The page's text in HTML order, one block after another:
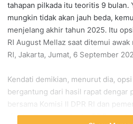
tahapan pilkada itu teoritis 9 bulan.
mungkin tidak akan jauh beda,
menjelang akhir tahun 2025. Itu
RI August Mellaz saat ditemui awak
RI, Jakarta, Jumat, 6 September
Kendati demikian, menurut dia,
bergantung dari hasil rapat dengar
bersama Komisi II DPR RI dan
dijadwalkan menghadiri RDP untuk